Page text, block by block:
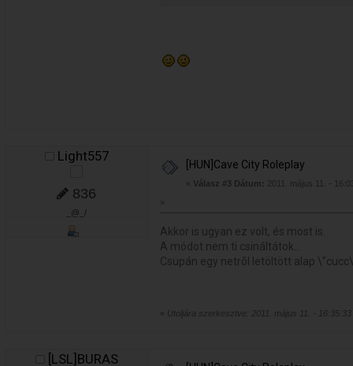
Light557
836
_@_/
[HUN]Cave City Roleplay
« Válasz #3 Dátum:
2011. május 11. -
»
Akkor is ugyan ez volt, és most is.
A módot nem ti csináltátok...
Csupán egy netrõl letöltött alap
« Utoljára szerkesztve: 2011. május 11. -
[LSL]BURAS